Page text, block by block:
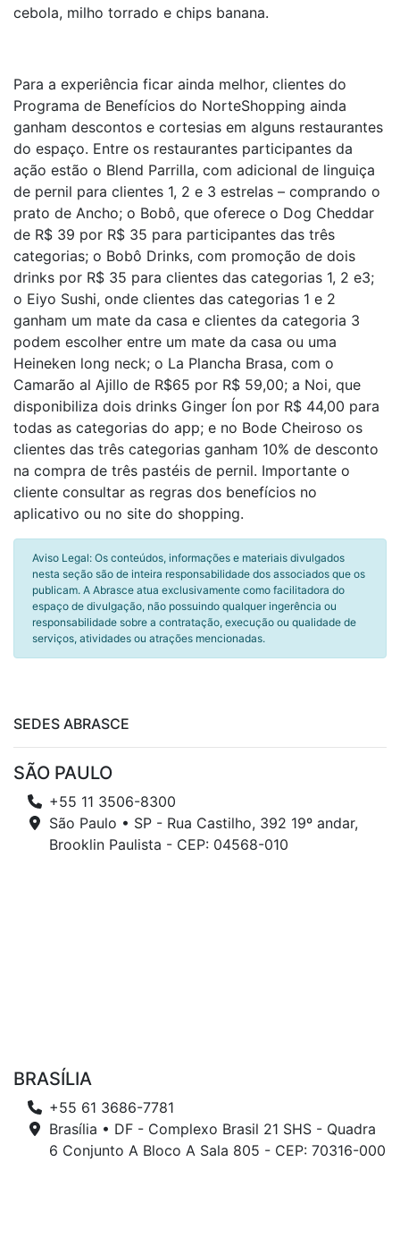
cebola, milho torrado e chips banana.
Para a experiência ficar ainda melhor, clientes do
Programa de Benefícios do NorteShopping ainda
ganham descontos e cortesias em alguns restaurantes
do espaço. Entre os restaurantes participantes da
ação estão o Blend Parrilla, com adicional de linguiça
de pernil para clientes 1, 2 e 3 estrelas – comprando o
prato de Ancho; o Bobô, que oferece o Dog Cheddar
de R$ 39 por R$ 35 para participantes das três
categorias; o Bobô Drinks, com promoção de dois
drinks por R$ 35 para clientes das categorias 1, 2 e3;
o Eiyo Sushi, onde clientes das categorias 1 e 2
ganham um mate da casa e clientes da categoria 3
podem escolher entre um mate da casa ou uma
Heineken long neck; o La Plancha Brasa, com o
Camarão al Ajillo de R$65 por R$ 59,00; a Noi, que
disponibiliza dois drinks Ginger Íon por R$ 44,00 para
todas as categorias do app; e no Bode Cheiroso os
clientes das três categorias ganham 10% de desconto
na compra de três pastéis de pernil. Importante o
cliente consultar as regras dos benefícios no
aplicativo ou no site do shopping.
Aviso Legal: Os conteúdos, informações e materiais divulgados
nesta seção são de inteira responsabilidade dos associados que os
publicam. A Abrasce atua exclusivamente como facilitadora do
espaço de divulgação, não possuindo qualquer ingerência ou
responsabilidade sobre a contratação, execução ou qualidade de
serviços, atividades ou atrações mencionadas.
SEDES ABRASCE
SÃO PAULO
+55 11 3506-8300
São Paulo • SP - Rua Castilho, 392 19º andar,
Brooklin Paulista - CEP: 04568-010
BRASÍLIA
+55 61 3686-7781
Brasília • DF - Complexo Brasil 21 SHS - Quadra
6 Conjunto A Bloco A Sala 805 - CEP: 70316-000